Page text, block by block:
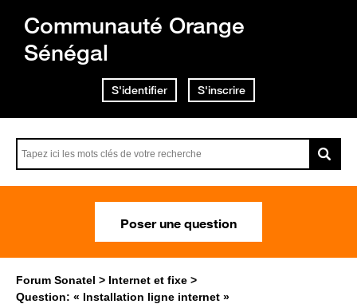
Communauté Orange
Sénégal
S'identifier S'inscrire
Poser une question
Forum Sonatel
Internet et fixe
Question: « Installation ligne internet »